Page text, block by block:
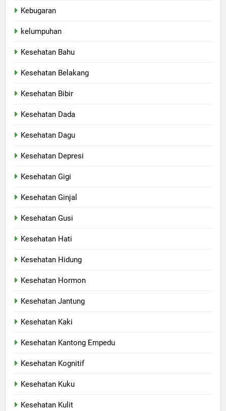
Kebugaran
kelumpuhan
Kesehatan Bahu
Kesehatan Belakang
Kesehatan Bibir
Kesehatan Dada
Kesehatan Dagu
Kesehatan Depresi
Kesehatan Gigi
Kesehatan Ginjal
Kesehatan Gusi
Kesehatan Hati
Kesehatan Hidung
Kesehatan Hormon
Kesehatan Jantung
Kesehatan Kaki
Kesehatan Kantong Empedu
Kesehatan Kognitif
Kesehatan Kuku
Kesehatan Kulit